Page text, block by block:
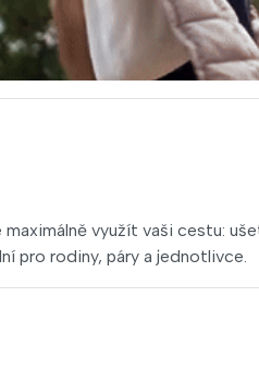
využít vaši cestu:
pro rodiny, páry a jednotlivce.